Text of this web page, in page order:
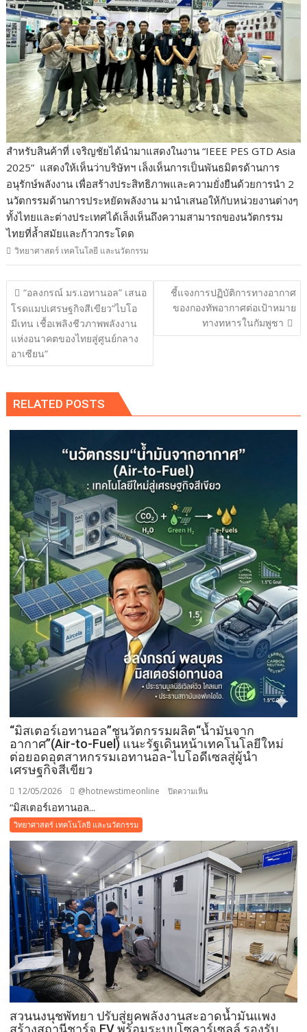
สำหรับสินค้าที่ เจริญชัยได้นำมาแสดงในงาน “IEEE PES GTD Asia
2025” แสดงให้เห็นว่าบริษัทฯ เล็งเห็นการเป็นพันธมิตรด้านการ
อนุรักษ์พลังงาน เพื่อสร้างประสิทธิภาพและความยั่งยืนด้วยการนำ 2
นวัตกรรมด้านการประหยัดพลังงาน มานำเสนอให้กับหน่วยงานต่างๆ
ทั้งไทยและต่างประเทศได้เล็งเห็นถึงความสามารถของนวัตกรรม
ไทยที่ล้ำสมัยและก้าวกระโดด
วิทยาศาสตร์ เทคโนโลยี และนวัตกรรม
แนะแนว
เรื่อง
“อลงกรณ์ มร.เอทานอล” เสนอ
โรดแมปเศรษฐกิจสีเขียว“ไบโอ
มีเทน เชื้อเพลิงชีวภาพพลังงาน
แห่งอนาคตของไทยสู่ศูนย์กลาง
อาเซียน“
ชี้แจงการปฏิบัติการทางอากาศ
ของกองทัพอากาศต่อเป้าหมาย
ทางทหารในกัมพูชา
RELATED POSTS
“มิสเตอร์เอทานอล”ชูนวัตกรรมผลิต“น้ำมันจาก
อากาศ”(Air-to-Fuel) แนะรัฐเดินหน้าเทคโนโลยีใหม่
ต่อยอดอุตสาหกรรมเอทานอล-ไบโอดีเซลสู่ผู้นำ
เศรษฐกิจสีเขียว
12/05/2026 @hotnewstimeonline ปิดความเห็น
นอล”ชู
นวัตกรรม
ผลิต“น้ำมัน
จาก
อากาศ”(Air-
to-
Fuel)
แนะ
รัฐ
เดิน
หน้า
เทคโนโลยี
“มิสเตอร์เอทานอล...
วิทยาศาสตร์ เทคโนโลยี และนวัตกรรม
สวนนงนุชพัทยา ปรับสู่ยุคพลังงานสะอาดน้ำมันแพง
สร้างสถานีชาร์จ EV พร้อมระบบโซลาร์เซลล์ รองรับ